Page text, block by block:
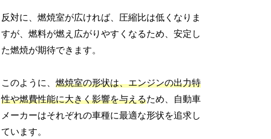
反対に、燃焼室が広ければ、圧縮比は低くなりま
すが、燃料が燃え広がりやすくなるため、安定し
た燃焼が期待できます。
このように、燃焼室の形状は、エンジンの出力特
性や燃費性能に大きく影響を与えるため、自動車
メーカーはそれぞれの車種に最適な形状を追求し
ています。